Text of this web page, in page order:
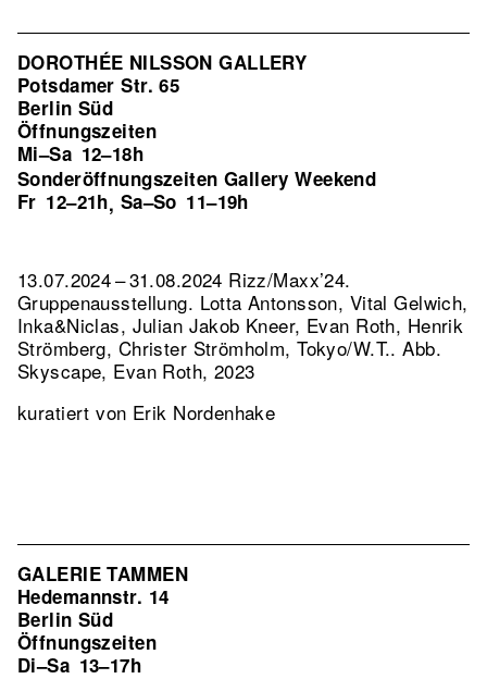
DOROTHÉE NILSSON GALLERY
Potsdamer Str. 65
Berlin Süd
Öffnungszeiten
Mi–Sa 12–18h
Sonderöffnungszeiten Gallery Weekend
Fr 12–21h, Sa–So 11–19h
13.07.2024 – 31.08.2024 Rizz/Maxx’24.
Gruppenausstellung. Lotta Antonsson, Vital Gelwich,
Inka&Niclas, Julian Jakob Kneer, Evan Roth, Henrik
Strömberg, Christer Strömholm, Tokyo/W.T..Abb.
Skyscape, Evan Roth, 2023
kuratiert von Erik Nordenhake
GALERIE TAMMEN
Hedemannstr. 14
Berlin Süd
Öffnungszeiten
Di–Sa 13–17h